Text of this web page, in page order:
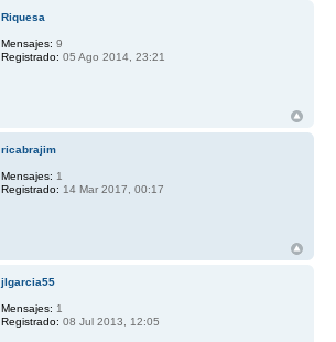
Riquesa
Mensajes: 9
Registrado: 05 Ago 2014, 23:21
ricabrajim
Mensajes: 1
Registrado: 14 Mar 2017, 00:17
jlgarcia55
Mensajes: 1
Registrado: 08 Jul 2013, 12:05